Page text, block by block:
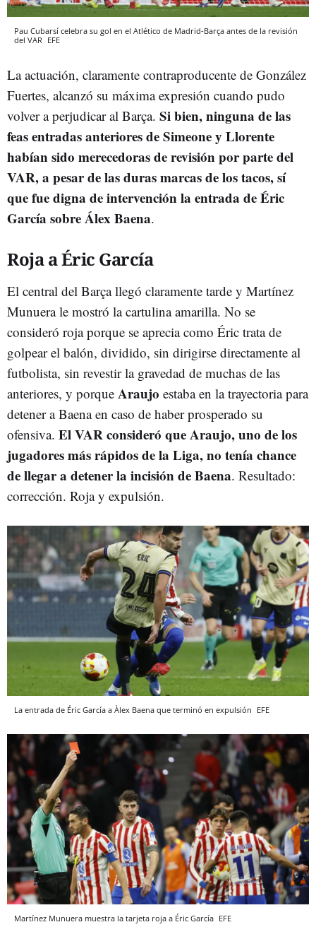
Pau Cubarsí celebra su gol en el Atlético de Madrid-Barça antes de la revisión
del VAR EFE
La actuación, claramente contraproducente de González
Fuertes, alcanzó su máxima expresión cuando pudo
volver a perjudicar al Barça. Si bien, ninguna de las
feas entradas anteriores de Simeone y Llorente
habían sido merecedoras de revisión por parte del
VAR, a pesar de las duras marcas de los tacos, sí
que fue digna de intervención la entrada de Éric
García sobre Álex Baena.
Roja a Éric García
El central del Barça llegó claramente tarde y Martínez
Munuera le mostró la cartulina amarilla. No se
consideró roja porque se aprecia como Éric trata de
golpear el balón, dividido, sin dirigirse directamente al
futbolista, sin revestir la gravedad de muchas de las
anteriores, y porque Araujo estaba en la trayectoria para
detener a Baena en caso de haber prosperado su
ofensiva. El VAR consideró que Araujo, uno de los
jugadores más rápidos de la Liga, no tenía chance
de llegar a detener la incisión de Baena. Resultado:
corrección. Roja y expulsión.
La entrada de Éric García a Àlex Baena que terminó en expulsión EFE
Martínez Munuera muestra la tarjeta roja a Éric García EFE